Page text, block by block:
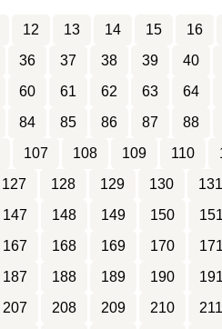
12 13 14 15 16
36 37 38 39 40
60 61 62 63 64
84 85 86 87 88
107 108 109 110
127 128 129 130 131
147 148 149 150 151
167 168 169 170 171
187 188 189 190 191
207 208 209 210 211